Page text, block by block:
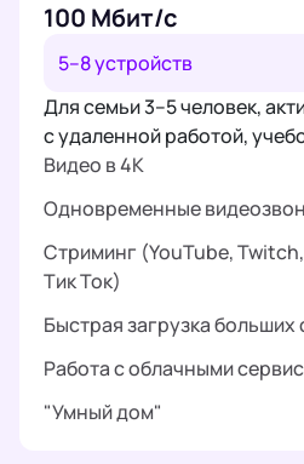
100 Мбит/с
5–8 устройств
Для семьи 3–5 человек,
с удаленной работой,
Видео в 4K
Одновременные
Стриминг (YouTube,
Тик Ток)
Быстрая загрузка больших
Работа с облачными
"Умный дом"